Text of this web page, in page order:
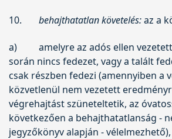
10. behajthatatlan követelés:az a
a)
amelyre az adós ellen
során nincs fedezet, vagy a talált
csak részben fedezi (amennyiben a
közvetlenül nem vezetett
végrehajtást szüneteltetik, az
következően a behajthatatlanság -
jegyzőkönyv alapján - vélelmezhető),